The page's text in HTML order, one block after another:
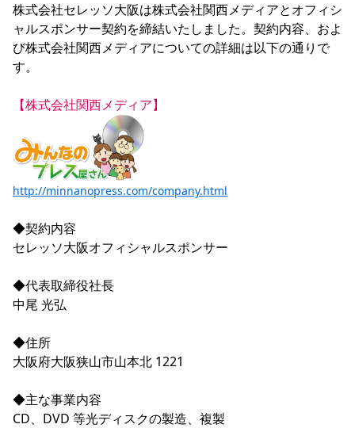
選手・スタッフ スケジュール メディア情報 アクセス
レディース
アカデミー
ハナサカプレーヤー 歴代所属選手
チケット情報 販売スケジュール 価格・席種
購入方法
シーズンシート
法人シーズンシート 福祉サービス
団体チケット
特定興行入場券
譲渡サービス リセールサービス
観戦マナー&ルール ビジターサポーター観戦ガイド
YANMAR HANASAKA STADIUM
DAZNで観戦
アウェイツアー
よくある質問
セレッソ大阪について
パートナー企業募集中 セレッソ大阪VISAカード
セレッソアイデアちょうだいな
Lise（ライセンスビジネス）
サステナビリティ
サステナビリティポリシー SDGsのゴール
スポーツクラブ
関連団体/施設
セレッソスポーツパーク舞洲
セレッソ大阪アカデミー
子供のサッカースクール
大人のサッカースクール その他スポーツクラブ
ファンクラブ
SAKURA POINT Program
会員規定
ニュース
すべて チーム グッズ チケット
ホームタウン
パートナー スポーツクラブ メディア
レディース
アカデミー
株式会社セレッソ大阪は株式会社関西メディアとオフィシ
ャルスポンサー契約を締結いたしました。契約内容、およ
び株式会社関西メディアについての詳細は以下の通りで
す。
【株式会社関西メディア】
http://minnanopress.com/company.html
◆契約内容
セレッソ大阪オフィシャルスポンサー
◆代表取締役社長
中尾 光弘
◆住所
大阪府大阪狭山市山本北 1221
◆主な事業内容
CD、DVD 等光ディスクの製造、複製